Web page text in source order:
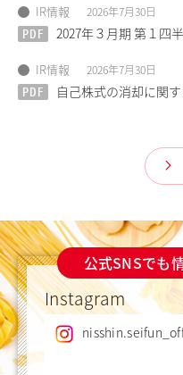
IR情報 2026年7月30日
PDF 2027年３月期 第１四
IR情報 2026年7月30日
PDF 自己株式の消却に関
公式SNSでも
Instagram